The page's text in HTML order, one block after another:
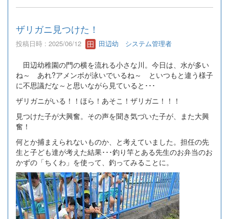
ザリガニ見つけた！
投稿日時 : 2025/06/12 田辺幼 システム管理者
田辺幼稚園の門の横を流れる小さな川。今日は、水が多い
ね～ あれ?アメンボが泳いでいるね～ といつもと違う様子
に不思議だな～と思いながら見ていると･･･
ザリガニがいる！！ほら！あそこ！ザリガニ！！！
見つけた子が大興奮。その声を聞き気づいた子が、また大興
奮！
何とか捕まえられないものか、と考えていました。担任の先
生と子ども達が考えた結果･･･釣り竿とある先生のお弁当のお
かずの「ちくわ」を使って、釣ってみることに。